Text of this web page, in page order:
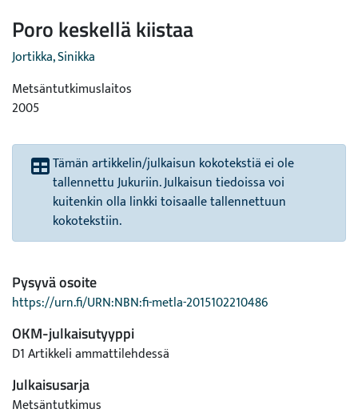
Poro keskellä kiistaa
Jortikka, Sinikka
Metsäntutkimuslaitos
2005
Tämän artikkelin/julkaisun kokotekstiä ei ole
tallennettu Jukuriin. Julkaisun tiedoissa voi
kuitenkin olla linkki toisaalle tallennettuun
kokotekstiin.
Pysyvä osoite
https://urn.fi/URN:NBN:fi-metla-2015102210486
OKM-julkaisutyyppi
D1 Artikkeli ammattilehdessä
Julkaisusarja
Metsäntutkimus